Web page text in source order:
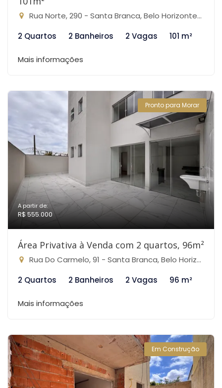
Rua Norte, 290 - Santa Branca, Belo Horizonte-MG
2 Quartos
2 Banheiros 2 Vagas 101 m²
Mais informações
Pronto para Morar
A partir de:
R$ 555.000
Área Privativa à Venda com 2 quartos, 96m²
Rua Do Carmelo, 91 - Santa Branca, Belo Horizonte-MG
2 Quartos
2 Banheiros 2 Vagas 96 m²
Mais informações
Em Construção